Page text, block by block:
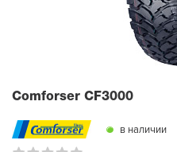
Comforser CF3000
в наличии